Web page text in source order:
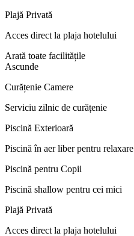
Plajă Privată
Acces direct la plaja hotelului
Arată toate facilitățile
Ascunde
Curățenie Camere
Serviciu zilnic de curățenie
Piscină Exterioară
Piscină în aer liber pentru relaxare
Piscină pentru Copii
Piscină shallow pentru cei mici
Plajă Privată
Acces direct la plaja hotelului